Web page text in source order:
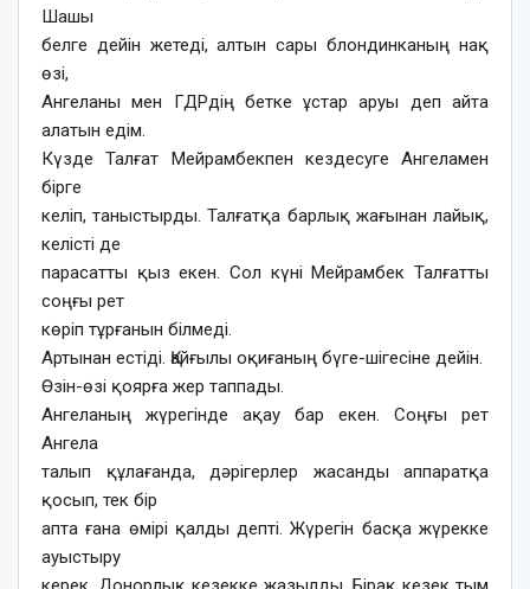
Шашы
белге дейін жетеді, алтын сары блондинканың нақ
өзі,
Ангеланы мен ГДРдің бетке ұстар аруы деп айта
алатын едім.
Күзде Талғат Мейрамбекпен кездесуге Ангеламен
бірге
келіп, таныстырды. Талғатқа барлық жағынан лайық,
келісті де
парасатты қыз екен. Сол күні Мейрамбек Талғатты
соңғы рет
көріп тұрғанын білмеді.
Артынан естіді. Қайғылы оқиғаның бүге-шігесіне дейін.
Өзін-өзі қоярға жер таппады.
Ангеланың жүрегінде ақау бар екен. Соңғы рет
Ангела
талып құлағанда, дәрігерлер жасанды аппаратқа
қосып, тек бір
апта ғана өмірі қалды депті. Жүрегін басқа жүрекке
ауыстыру